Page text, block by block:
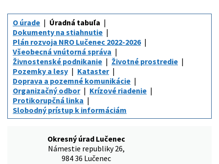
O úrade
Úradná tabuľa
Dokumenty na stiahnutie
Plán rozvoja NRO Lučenec 2022-2026
Všeobecná vnútorná správa
Živnostenské podnikanie
Životné prostredie
Pozemky a lesy
Kataster
Doprava a pozemné komunikácie
Organizačný odbor
Krízové riadenie
Protikorupčná linka
Slobodný prístup k informáciám
Okresný úrad Lučenec
Námestie republiky 26,
984 36 Lučenec